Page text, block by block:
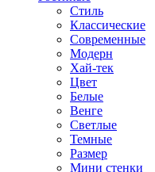
Стиль
Классические
Современные
Модерн
Хай-тек
Цвет
Белые
Венге
Светлые
Темные
Размер
Мини стенки